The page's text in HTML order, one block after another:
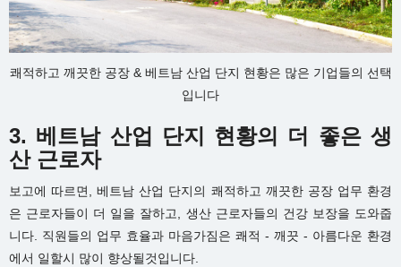
쾌적하고 깨끗한 공장 & 베트남 산업 단지 현황은 많은 기업들의 선택
입니다
3. 베트남 산업 단지 현황의 더 좋은 생
산 근로자
보고에 따르면, 베트남 산업 단지의 쾌적하고 깨끗한 공장 업무 환경
은 근로자들이 더 일을 잘하고, 생산 근로자들의 건강 보장을 도와줍
니다. 직원들의 업무 효율과 마음가짐은 쾌적 - 깨끗 - 아름다운 환경
에서 일할시 많이 향상될것입니다.